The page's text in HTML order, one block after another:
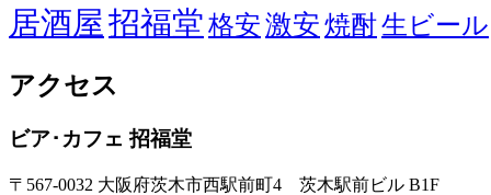
居酒屋招福堂格安激安焼酎生ビール
アクセス
ビア･カフェ 招福堂
〒567-0032 大阪府茨木市西駅前町4 茨木駅前ビル B1F